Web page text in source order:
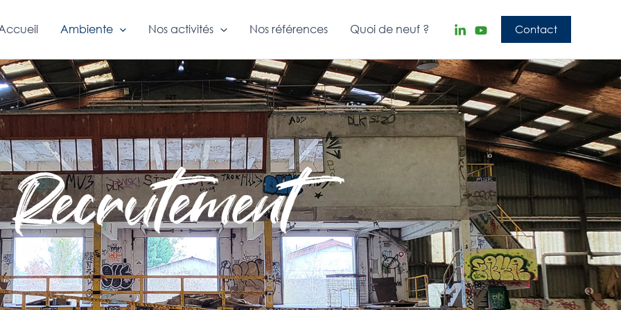
Ambiente Nos activités Nos références Quoi de neuf ? Contact
Recrutement